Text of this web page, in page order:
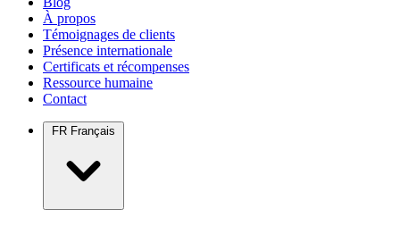
À propos
Témoignages de clients
Présence internationale
Certificats et récompenses
Ressource humaine
Contact
FR Français